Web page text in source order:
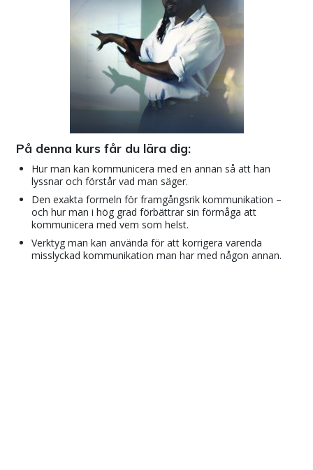
På denna kurs får du lära dig:
Hur man kan kommunicera med en annan så att han
lyssnar och förstår vad man säger.
Den exakta formeln för framgångsrik kommunikation –
och hur man i hög grad förbättrar sin förmåga att
kommunicera med vem som helst.
Verktyg man kan använda för att korrigera varenda
misslyckad kommunikation man har med någon annan.